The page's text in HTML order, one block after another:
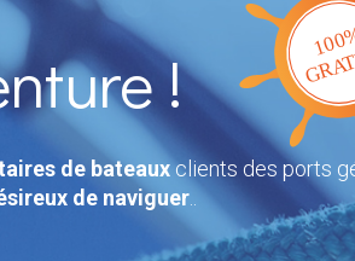
!
de bateauxclients des ports
de naviguer